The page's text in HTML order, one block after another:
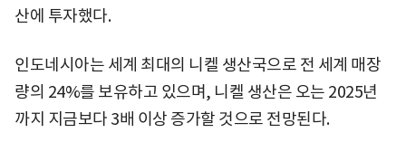
산에 투자했다.
인도네시아는 세계 최대의 니켈 생산국으로 전 세계 매장
량의 24%를 보유하고 있으며, 니켈 생산은 오는 2025년
까지 지금보다 3배 이상 증가할 것으로 전망된다.